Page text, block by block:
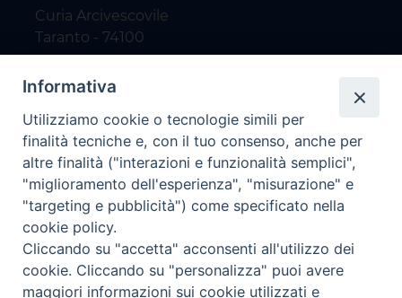
Curia Arcivescovile
Taranto - 74100
Contatti
email: redazione@nuovodialogo.com
marketing@nuovodialogo.com
tel: 0994525780
tel 2:
Newsletter
Iscriviti alla nostra newsletter
Informativa
Utilizziamo cookie o tecnologie simili per
finalità tecniche e, con il tuo consenso, anche per
altre finalità ("interazioni e funzionalità semplici",
"miglioramento dell'esperienza", "misurazione" e
"targeting e pubblicità") come specificato nella
cookie policy.
Cliccando su "accetta" acconsenti all'utilizzo dei
cookie. Cliccando su "personalizza" puoi avere
maggiori informazioni sui cookie utilizzati e